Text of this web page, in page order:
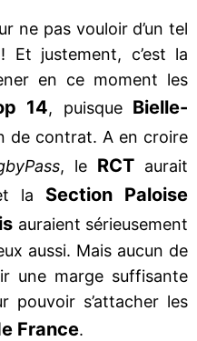
ne pas vouloir d’un tel
Et justement, c’est la
en ce moment les
14, puisque Bielle-
de contrat. A en croire
, le RCT aurait
la Section Paloise
auraient sérieusement
aussi. Mais aucun de
une marge suffisante
pouvoir s’attacher les
France.